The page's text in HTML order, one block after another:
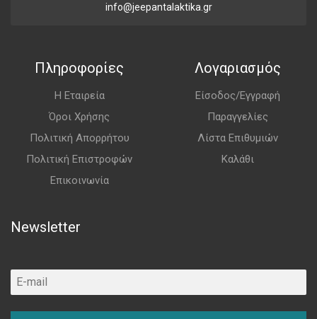
info@jeepantalaktika.gr
Πληροφορίες
Η Εταιρεία
Όροι Χρήσης
Πολιτική Απορρήτου
Πολιτική Επιστροφών
Επικοινωνία
Λογαριασμός
Είσοδος/Εγγραφή
Παραγγελίες
Λίστα Επιθυμιών
Καλάθι
Newsletter